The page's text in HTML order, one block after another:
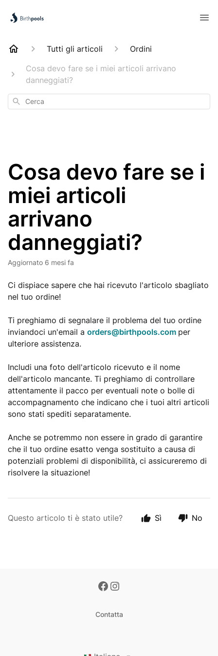
Tutti gli articoli
Ordini
Cosa devo fare se i miei articoli arrivano
danneggiati?
Cerca
Cosa devo fare se i
miei articoli
arrivano
danneggiati?
Aggiornato 6 mesi fa
Ci dispiace sapere che hai ricevuto l'articolo sbagliato
nel tuo ordine!
Ti preghiamo di segnalare il problema del tuo ordine
inviandoci un'email a orders@birthpools.com per
ulteriore assistenza.
Includi una foto dell'articolo ricevuto e il nome
dell'articolo mancante. Ti preghiamo di controllare
attentamente il pacco per eventuali note o bolle di
accompagnamento che indicano che i tuoi altri articoli
sono stati spediti separatamente.
Anche se potremmo non essere in grado di garantire
che il tuo ordine esatto venga sostituito a causa di
potenziali problemi di disponibilità, ci assicureremo di
risolvere la situazione!
Questo articolo ti è stato utile? Sì No
Contatta